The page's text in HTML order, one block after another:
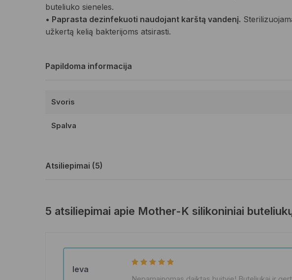
buteliuko sieneles.
• Paprasta dezinfekuoti naudojant karštą vandenį.
užkertą kelią bakterijoms atsirasti.
Papildoma informacija
Svoris
Spalva
Atsiliepimai (5)
5 atsiliepimai apie Mother-K silikoniniai
Ieva